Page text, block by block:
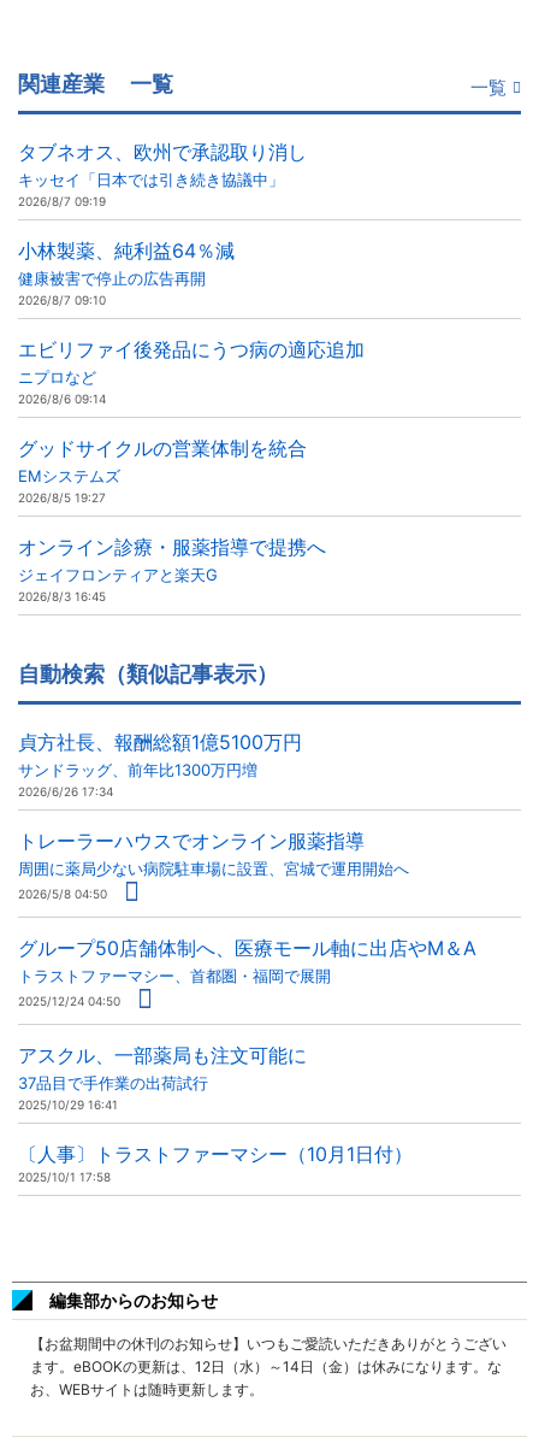
関連産業 一覧 一覧
タブネオス、欧州で承認取り消し
キッセイ「日本では引き続き協議中」
2026/8/7 09:19
小林製薬、純利益64％減
健康被害で停止の広告再開
2026/8/7 09:10
エビリファイ後発品にうつ病の適応追加
ニプロなど
2026/8/6 09:14
グッドサイクルの営業体制を統合
EMシステムズ
2026/8/5 19:27
オンライン診療・服薬指導で提携へ
ジェイフロンティアと楽天G
2026/8/3 16:45
自動検索（類似記事表示）
貞方社長、報酬総額1億5100万円
サンドラッグ、前年比1300万円増
2026/6/26 17:34
トレーラーハウスでオンライン服薬指導
周囲に薬局少ない病院駐車場に設置、宮城で運用開始へ
2026/5/8 04:50
グループ50店舗体制へ、医療モール軸に出店やM＆A
トラストファーマシー、首都圏・福岡で展開
2025/12/24 04:50
アスクル、一部薬局も注文可能に
37品目で手作業の出荷試行
2025/10/29 16:41
〔人事〕トラストファーマシー（10月1日付）
2025/10/1 17:58
編集部からのお知らせ
【お盆期間中の休刊のお知らせ】いつもご愛読いただきありがとうござい
ます。eBOOKの更新は、12日（水）～14日（金）は休みになります。な
お、WEBサイトは随時更新します。